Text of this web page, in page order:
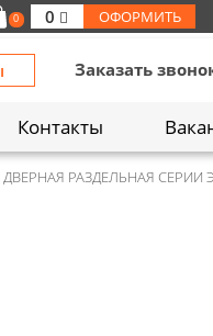
0 0 ОФОРМИТЬ
Заказать
Контакты
ДВЕРНАЯ РАЗДЕЛЬНАЯ СЕРИИ